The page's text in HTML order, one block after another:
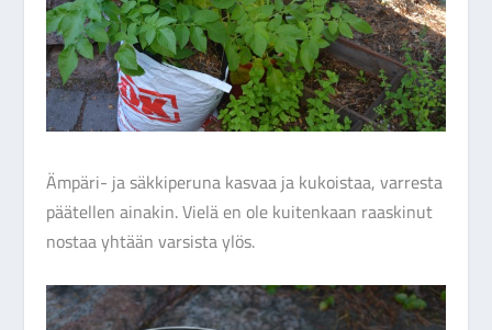
Ämpäri- ja säkkiperuna kasvaa ja kukoistaa, varresta
päätellen ainakin. Vielä en ole kuitenkaan raaskinut
nostaa yhtään varsista ylös.